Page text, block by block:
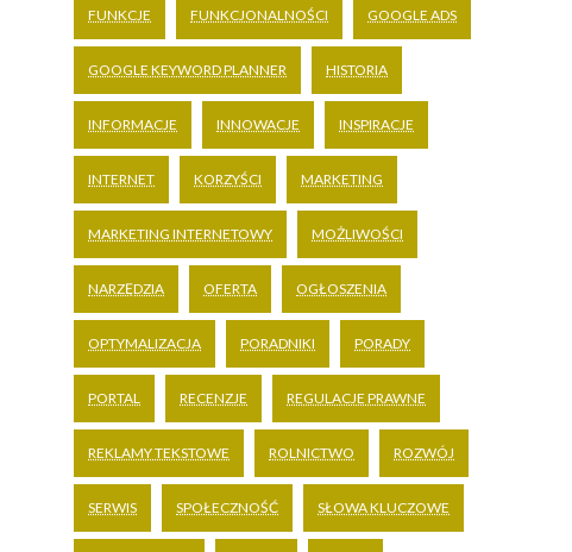
FUNKCJE FUNKCJONALNOŚCI GOOGLE ADS
GOOGLE KEYWORD PLANNER HISTORIA
INFORMACJE INNOWACJE INSPIRACJE
INTERNET KORZYŚCI MARKETING
MARKETING INTERNETOWY MOŻLIWOŚCI
NARZĘDZIA OFERTA OGŁOSZENIA
OPTYMALIZACJA PORADNIKI PORADY
PORTAL RECENZJE REGULACJE PRAWNE
REKLAMY TEKSTOWE ROLNICTWO ROZWÓJ
SERWIS SPOŁECZNOŚĆ SŁOWA KLUCZOWE